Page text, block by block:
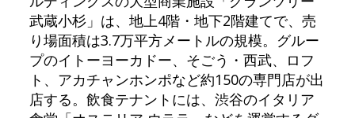
武蔵小杉」は、地上4階・地下2階建てで、売
り場面積は3.7万平方メートルの規模。グルー
プのイトーヨーカドー、そごう・西武、ロフ
ト、アカチャンホンポなど約150の専門店が出
店する。飲食テナントには、渋谷のイタリア